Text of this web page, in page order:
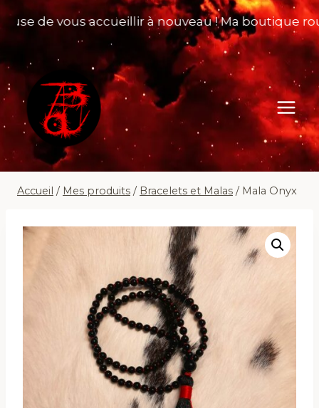
Aller
de vous accueillir à nouveau ! Ma boutique
Accueil / Mes produits / Bracelets et Malas / Mala Onyx